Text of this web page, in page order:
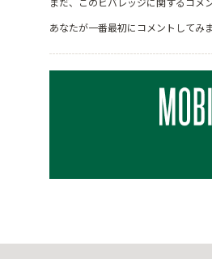
あなたが一番最初にコメントしてみ